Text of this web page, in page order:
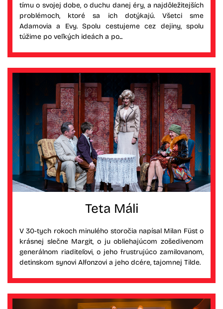
tímu o svojej dobe, o duchu danej éry, a najdôležitejších
problémoch, ktoré sa ich dotýkajú. Všetci sme
Adamovia a Evy. Spolu cestujeme cez dejiny, spolu
túžime po veľkých ideách a po...
Teta Máli
V 30-tych rokoch minulého storočia napísal Milan Füst o
krásnej slečne Margit, o ju obliehajúcom zošedivenom
generálnom riaditeľovi, o jeho frustrujúco zamilovanom,
detinskom synovi Alfonzovi a jeho dcére, tajomnej Tilde.